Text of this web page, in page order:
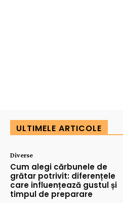
ULTIMELE ARTICOLE
Diverse
Cum alegi cărbunele de
grătar potrivit: diferențele
care influențează gustul și
timpul de preparare